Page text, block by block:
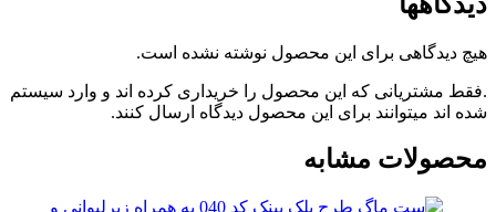
هیچ دیدگاهی برای این محصول نوشته نشده است.
.فقط مشتریانی که این محصول را خریداری کرده اند و وارد سیستم
شده اند میتوانند برای این محصول دیدگاه ارسال کنند.
محصولات مشابه